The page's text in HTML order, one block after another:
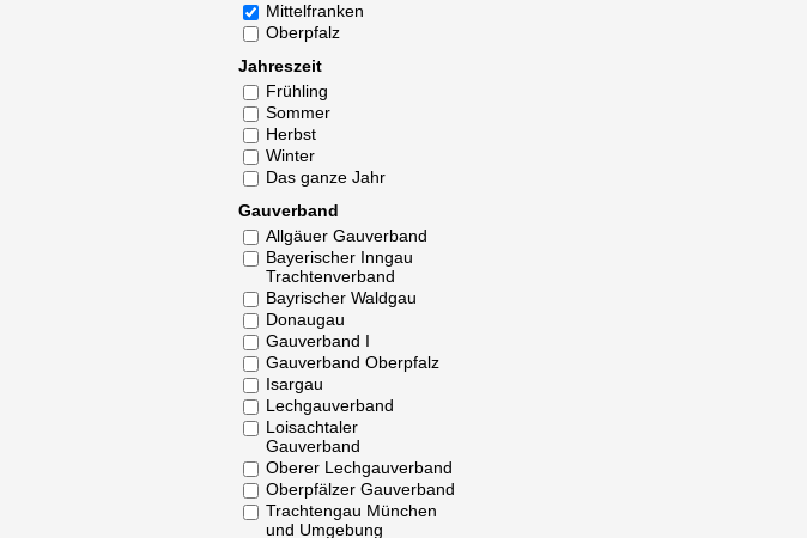
Mittelfranken
Oberpfalz
Jahreszeit
Frühling
Sommer
Herbst
Winter
Das ganze Jahr
Gauverband
Allgäuer Gauverband
Bayerischer Inngau
Trachtenverband
Bayrischer Waldgau
Donaugau
Gauverband I
Gauverband Oberpfalz
Isargau
Lechgauverband
Loisachtaler
Gauverband
Oberer Lechgauverband
Oberpfälzer Gauverband
Trachtengau München
und Umgebung